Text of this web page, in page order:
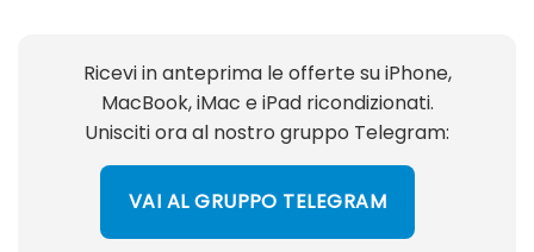
Ricevi in anteprima le offerte su iPhone,
MacBook, iMac e iPad ricondizionati.
Unisciti ora al nostro gruppo Telegram:
VAI AL GRUPPO TELEGRAM